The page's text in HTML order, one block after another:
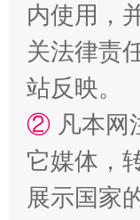
阿坝州三
内使用，
关法律责
站反映。
② 凡本网
它媒体，
展示国家